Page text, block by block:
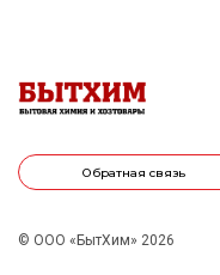
Обратная связь
© ООО «БытХим» 2026